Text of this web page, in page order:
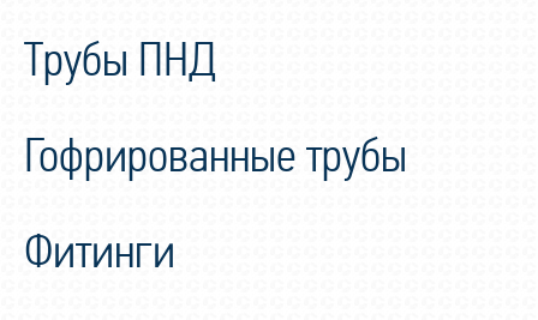
Трубы ПНД
Гофрированные трубы
Фитинги